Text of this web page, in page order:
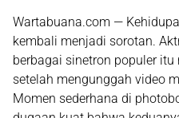
Wartabuana.com —
kembali menjadi sorotan.
berbagai sinetron populer
setelah mengunggah video
Momen sederhana di